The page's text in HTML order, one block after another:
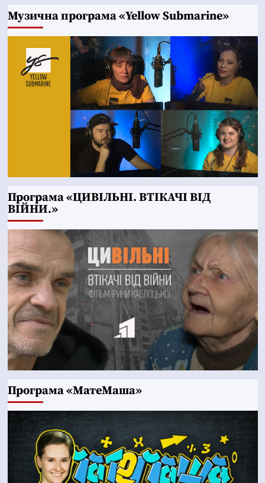
Музична програма «Yellow Submarine»
Програма «ЦИВІЛЬНІ. ВТІКАЧІ ВІД
ВІЙНИ.»
Програма «МатеМаша»